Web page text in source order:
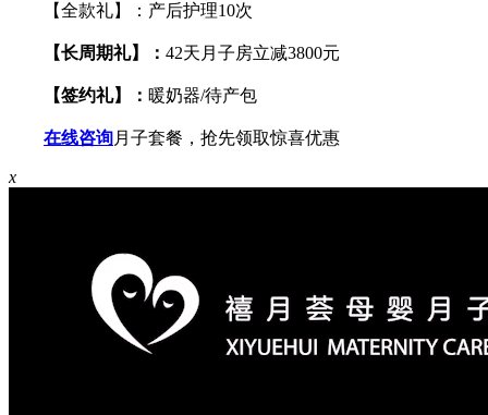
【全款礼】：产后护理10次
【长周期礼】： 42天月子房立减3800元
【签约礼】： 暖奶器/待产包
在线咨询月子套餐，抢先领取惊喜优惠
x